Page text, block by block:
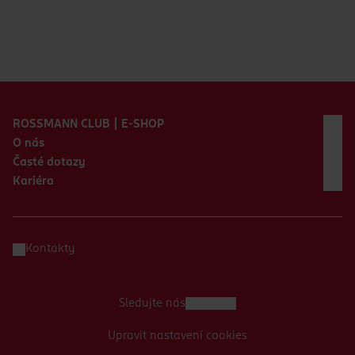
ROSSMANN CLUB | E-SHOP
O nás
Časté dotazy
Kariéra
Kontakty
Sledujte nás
Upravit nastavení cookies